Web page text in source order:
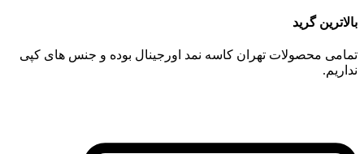
بالاترین گرید
تمامی محصولات تهران کاسه نمد اورجینال بوده و جنس های کپی
نداریم.